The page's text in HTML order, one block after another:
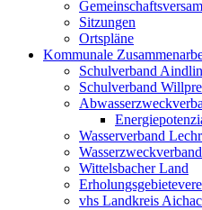
Sitzungen
Ortspläne
Kommunale
Schulverband
Schulverband
Wasserverband
Wittelsbacher Land
vhs Landkreis